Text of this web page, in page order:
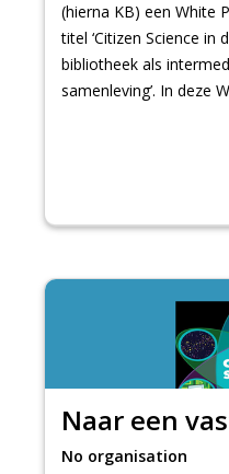
(hierna KB) een White
titel ‘Citizen Science in
bibliotheek als
samenleving’. In deze
No organisation